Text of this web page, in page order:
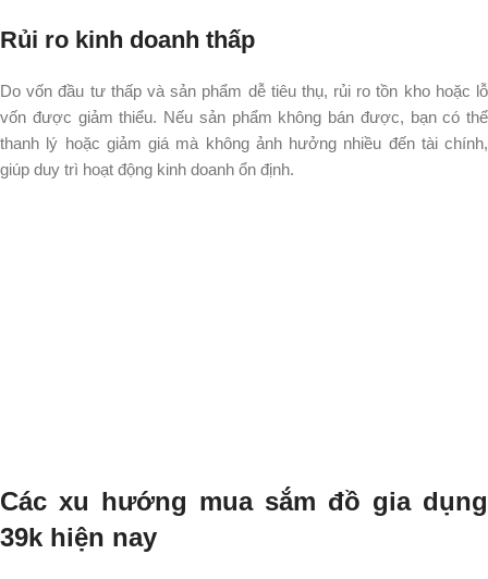
Rủi ro kinh doanh thấp
Do vốn đầu tư thấp và sản phẩm dễ tiêu thụ, rủi ro tồn kho hoặc lỗ
vốn được giảm thiểu. Nếu sản phẩm không bán được, bạn có thể
thanh lý hoặc giảm giá mà không ảnh hưởng nhiều đến tài chính,
giúp duy trì hoạt động kinh doanh ổn định.
Các xu hướng mua sắm đồ gia dụng
39k hiện nay